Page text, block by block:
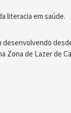
literacia em saúde.
desenvolvendo
Zona de Lazer de